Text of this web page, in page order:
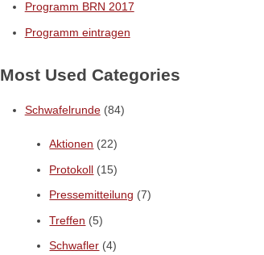
Programm BRN 2017
Programm eintragen
Most Used Categories
Schwafelrunde(84)
Aktionen (22)
Protokoll (15)
Pressemitteilung (7)
Treffen (5)
Schwafler (4)